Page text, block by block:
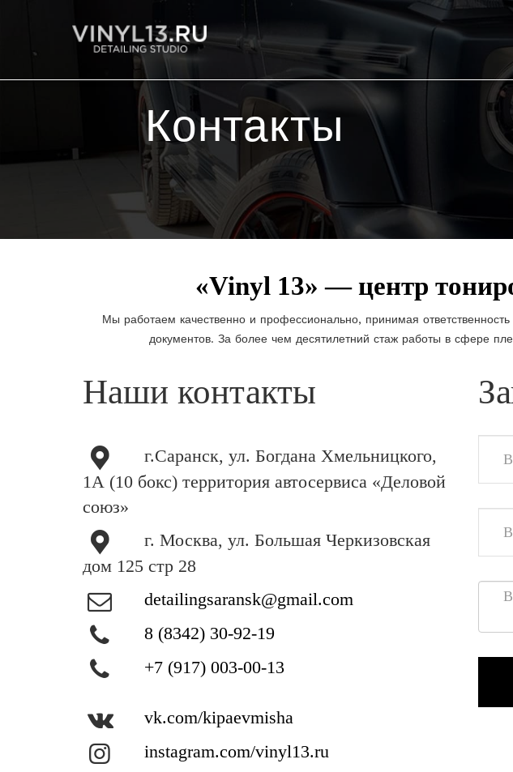
Контакты
«Vinyl 13» — центр
Мы работаем качественно и профессионально, принимая
документов. За более чем десятилетний стаж работы в сфере
Наши контакты
г.Саранск, ул. Богдана Хмельницкого,
1А (10 бокс) территория автосервиса «Деловой
союз»
г. Москва, ул. Большая Черкизовская
дом 125 стр 28
detailingsaransk@gmail.com
8 (8342) 30-92-19
+7 (917) 003-00-13
vk.com/kipaevmisha
instagram.com/vinyl13.ru